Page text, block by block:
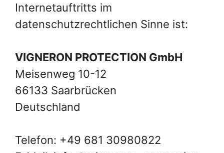
Internetauftritts im
datenschutzrechtlichen Sinne ist:
VIGNERON PROTECTION GmbH
Meisenweg 10-12
66133 Saarbrücken
Deutschland
Telefon: +49 681 30980822